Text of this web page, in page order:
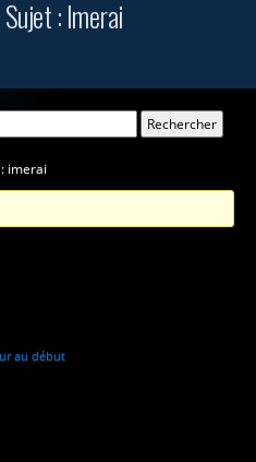
: Imerai
imerai
au début